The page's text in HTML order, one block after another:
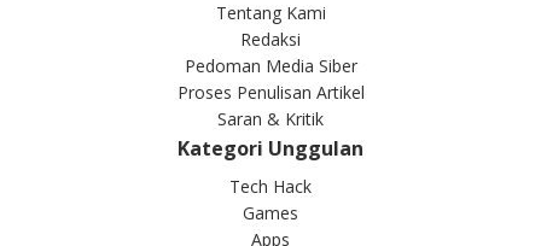
Tentang Kami
Redaksi
Pedoman Media Siber
Proses Penulisan Artikel
Saran & Kritik
Kategori Unggulan
Tech Hack
Games
Apps